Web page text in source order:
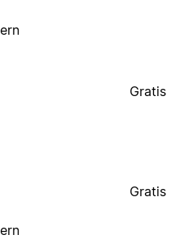
Gratis
Gratis